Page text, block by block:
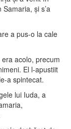
şi s’a
a pus-o la cale
acolo, precum
El l-apustiit
a spintecat.
lui Iuda, a